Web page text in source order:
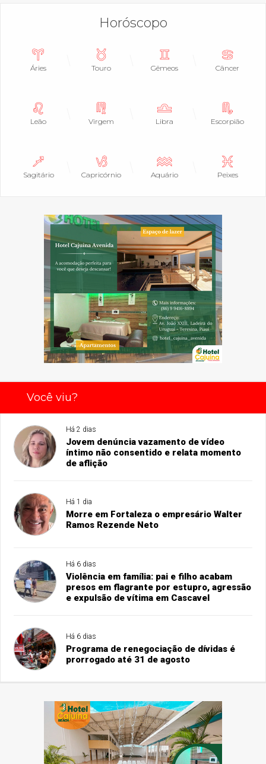
Horóscopo
Áries Touro Gêmeos Câncer
Leão Virgem Libra Escorpião
Sagitário Capricórnio Aquário Peixes
Você viu?
Há 2 dias
Jovem denúncia vazamento de vídeo
íntimo não consentido e relata momento
de aflição
Há 1 dia
Morre em Fortaleza o empresário Walter
Ramos Rezende Neto
Há 6 dias
Violência em família: pai e filho acabam
presos em flagrante por estupro, agressão
e expulsão de vítima em Cascavel
Há 6 dias
Programa de renegociação de dívidas é
prorrogado até 31 de agosto